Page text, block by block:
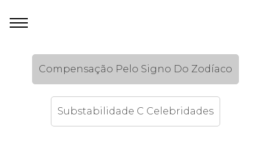
Compensação Pelo Signo Do Zodíaco
Substabilidade C Celebridades